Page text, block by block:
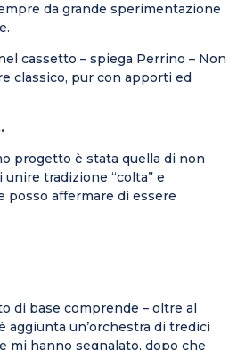
da grande sperimentazione
cassetto – spiega Perrino – Non
classico, pur con apporti ed
progetto è stata quella di non
tradizione “colta” e
posso affermare di essere
di base comprende – oltre al
aggiunta un’orchestra di tredici
mi hanno segnalato, dopo che